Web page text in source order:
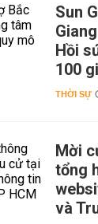
Sun
Hồi
100
THỜI SỰ
Mời
tổng
và